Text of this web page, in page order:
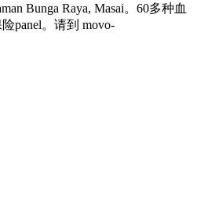
Bunga Raya, Masai。60多种血
panel。请到 movo-